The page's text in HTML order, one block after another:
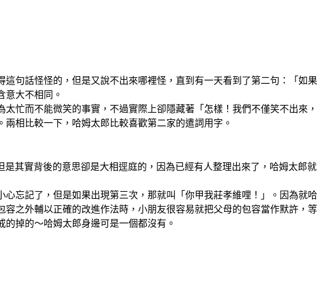
句話怪怪的，但是又說不出來哪裡怪，直到有一天看到了第二句：「如果
意大不相同。
忙而不能微笑的事實，不過實際上卻隱藏著「怎樣！我們不僅笑不出來，
相比較一下，哈姆太郎比較喜歡第二家的遣詞用字。
其實背後的意思卻是大相逕庭的，因為已經有人整理出來了，哈姆太郎就
忘記了，但是如果出現第三次，那就叫「你甲我莊孝維哩！」。因為就哈
之外輔以正確的改進作法時，小朋友很容易就把父母的包容當作默許，等
掉的～哈姆太郎身邊可是一個都沒有。